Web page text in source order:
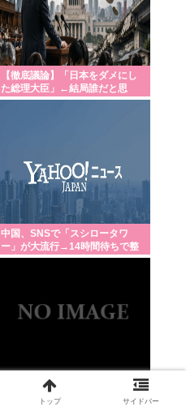
【徹底議論】「日本をダメにし
た総理大臣」←結局誰だと思
う？
中国、SNSで「スシロータワ
ー」が大流行→14時間待ちで整
理券が転売される事態に
熊本地震当日夜に政治資金パー
ティー、自民党福岡県議団会長
トップ サイドバー